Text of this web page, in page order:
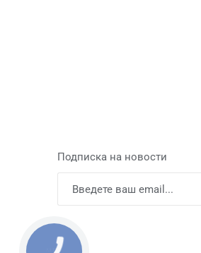
Подписка на новости
прописки
КНОПКА